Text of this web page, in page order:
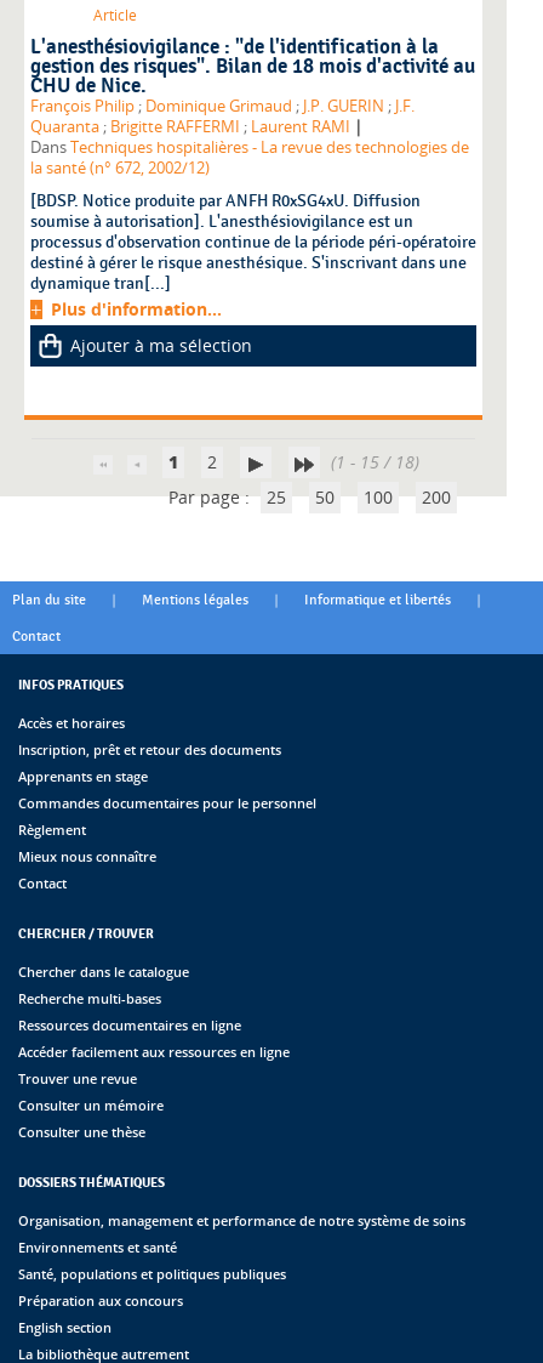
Article
L'anesthésiovigilance : "de l'identification à la
gestion des risques". Bilan de 18 mois d'activité au
CHU de Nice.
François Philip ; Dominique Grimaud ; J.P. GUERIN ; J.F.
Quaranta ; Brigitte RAFFERMI ; Laurent RAMI |
DansTechniques hospitalières - La revue des technologies de
la santé (n° 672, 2002/12)
[BDSP. Notice produite par ANFH R0xSG4xU. Diffusion
soumise à autorisation]. L'anesthésiovigilance est un
processus d'observation continue de la période péri-opératoire
destiné à gérer le risque anesthésique. S'inscrivant dans une
dynamique tran[...]
Plus d'information...
Ajouter à ma sélection
1 2
(1 - 15 / 18)
Par page : 25 50 100 200
Plan du site | Mentions légales | Informatique et libertés |
Contact
INFOS PRATIQUES
Accès et horaires
Inscription, prêt et retour des documents
Apprenants en stage
Commandes documentaires pour le personnel
Règlement
Mieux nous connaître
Contact
CHERCHER / TROUVER
Chercher dans le catalogue
Recherche multi-bases
Ressources documentaires en ligne
Accéder facilement aux ressources en ligne
Trouver une revue
Consulter un mémoire
Consulter une thèse
DOSSIERS THÉMATIQUES
Organisation, management et performance de notre système de soins
Environnements et santé
Santé, populations et politiques publiques
Préparation aux concours
English section
La bibliothèque autrement